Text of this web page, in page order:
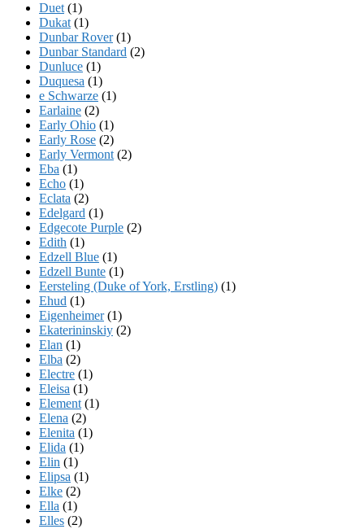
Duet (1)
Dukat (1)
Dunbar Rover(1)
Dunbar Standard (2)
Dunluce (1)
Duquesa (1)
e Schwarze (1)
Earlaine (2)
Early Ohio (1)
Early Rose (2)
Early Vermont (2)
Eba (1)
Echo (1)
Eclata (2)
Edelgard (1)
Edgecote Purple (2)
Edith (1)
Edzell Blue (1)
Edzell Bunte (1)
Eersteling (Duke of York, Erstling) (1)
Ehud (1)
Eigenheimer(1)
Ekaterininskiy (2)
Elan (1)
Elba (2)
Electre (1)
Eleisa (1)
Element (1)
Elena (2)
Elenita (1)
Elida (1)
Elin (1)
Elipsa (1)
Elke (2)
Ella (1)
Elles (2)